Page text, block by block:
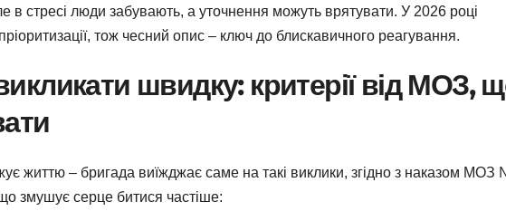
в стресі люди забувають, а уточнення можуть врятувати. У 2026 році
тож чесний опис – ключ до блискавичного реагування.
швидку: критерії від МОЗ,
життю – бригада виїжджає саме на такі виклики, згідно з наказом
змушує серце битися частіше: